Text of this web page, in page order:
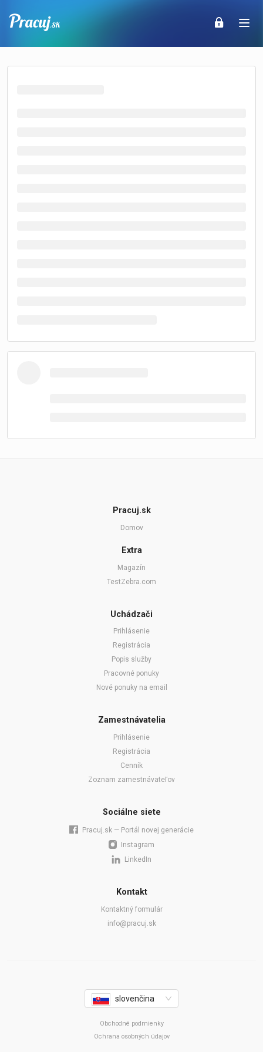
Pracuj.sk
Domov
Extra
Magazín
TestZebra.com
Uchádzači
Prihlásenie
Registrácia
Popis služby
Pracovné ponuky
Nové ponuky na email
Zamestnávatelia
Prihlásenie
Registrácia
Cenník
Zoznam zamestnávateľov
Sociálne siete
Pracuj.sk — Portál novej generácie
Instagram
LinkedIn
Kontakt
Kontaktný formulár
info@pracuj.sk
slovenčina
Obchodné podmienky
Ochrana osobných údajov